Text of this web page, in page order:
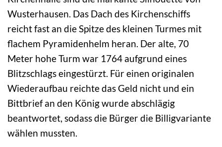
Wusterhausen. Das Dach des Kirchenschiffs
reicht fast an die Spitze des kleinen Turmes mit
flachem Pyramidenhelm heran. Der alte, 70
Meter hohe Turm war 1764 aufgrund eines
Blitzschlags eingestürzt. Für einen originalen
Wiederaufbau reichte das Geld nicht und ein
Bittbrief an den König wurde abschlägig
beantwortet, sodass die Bürger die Billigvariante
wählen mussten.